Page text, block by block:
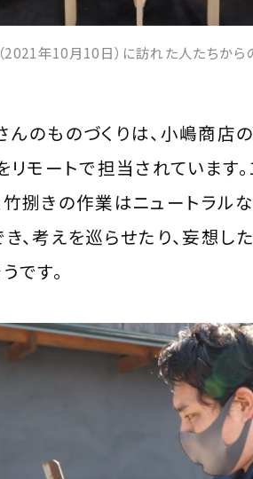
年10月10日）に訪れた人たちから
のものづくりは、小嶋商店
リモートで担当されています
竹捌きの作業はニュートラル
、考えを巡らせたり、妄想し
です。